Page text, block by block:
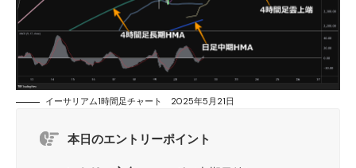
イーサリアム1時間足チャート 2025年5月21日
本日のエントリーポイント